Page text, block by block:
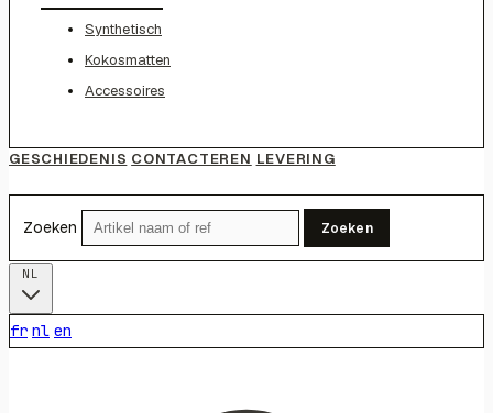
Synthetisch
Kokosmatten
Accessoires
GESCHIEDENIS CONTACTEREN LEVERING
Zoeken Zoeken
fr nl en